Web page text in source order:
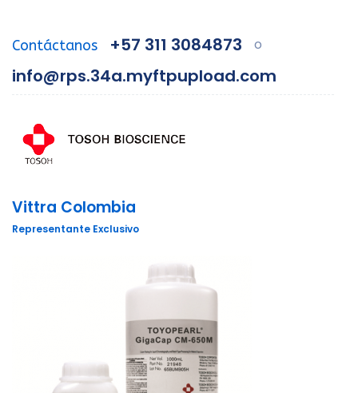
Contáctanos +57 311 3084873 o
info@rps.34a.myftpupload.com
Vittra Colombia
Representante Exclusivo